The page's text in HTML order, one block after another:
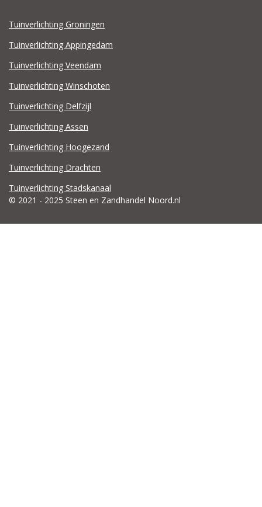
Tuinverlichting Groningen
Tuinverlichting Appingedam
Tuinverlichting Veendam
Tuinverlichting Winschoten
Tuinverlichting Delfzijl
Tuinverlichting Assen
Tuinverlichting Hoogezand
Tuinverlichting Drachten
Tuinverlichting Stadskanaal
© 2021 - 2025 Steen en Zandhandel Noord.nl